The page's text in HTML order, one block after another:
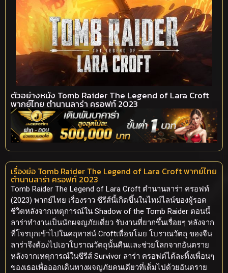
ตัวอย่างหนัง Tomb Raider The Legend of Lara Croft
พากย์ไทย ตำนานลาร่า ครอฟท์ 2023
เรื่องย่อ Tomb Raider The Legend of Lara Croft พากย์ไทย
ตำนานลาร่า ครอฟท์ 2023
Tomb Raider The Legend of Lara Croft ตำนานลาร่า ครอฟท์
(2023) พากย์ไทย เรื่องราว ซีรีส์นี้เกิดขึ้นในไทม์ไลน์ของผู้รอด
ชีวิตหลังจากเหตุการณ์ใน Shadow of the Tomb Raider ตอนนี้
ลาร่าทำงานเป็นนักผจญภัยเดี่ยว รับงานที่ยากขึ้นเรื่อยๆ หลังจาก
ที่โจรบุกเข้าไปในคฤหาสน์ Croftเพื่อขโมย โบราณวัตถุ ของจีน
ลาร่าจึงต้องไปเอาโบราณวัตถุนั้นคืนและช่วยโลกจากอันตราย
หลังจากเหตุการณ์ในซีรีส์ Survivor ลาร่า ครอฟต์ได้ละทิ้งเพื่อนๆ
ของเธอเพื่อออกเดินทางผจญภัยคนเดียวที่เต็มไปด้วยอันตราย